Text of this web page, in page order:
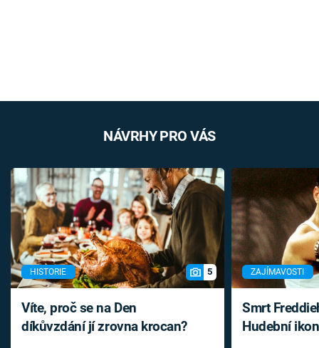
NÁVRHY PRO VÁS
HISTORIE 5
Víte, proč se na Den
díkůvzdání jí zrovna krocan?
ZAJÍMAVOSTI
Smrt
Hudební